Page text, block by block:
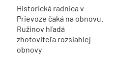
Historická radnica v
Prievoze čaká na obnovu.
Ružinov hľadá
zhotoviteľa rozsiahlej
obnovy